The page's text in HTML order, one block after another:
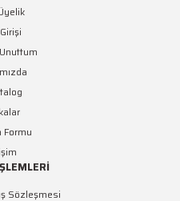
Formu
Sözleşmesi